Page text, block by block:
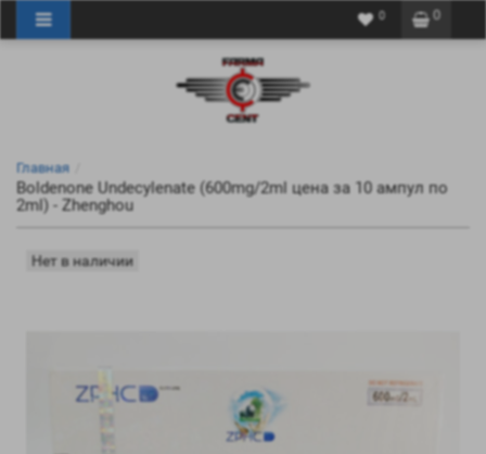
0
0
Главная
Boldenone Undecylenate (600mg/2ml цена за 10 ампул по
2ml) - Zhenghou
Нет в наличии